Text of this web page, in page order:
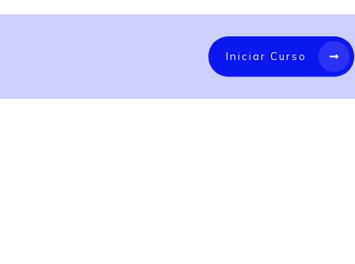
Iniciar Curso